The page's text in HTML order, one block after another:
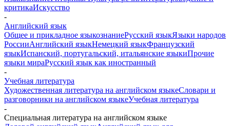
критикаИскусство
-
Английский язык
Общее и прикладное языкознаниеРусский языкЯзыки народов
РоссииАнглийский языкНемецкий языкФранцузский
языкИспанский, португальский, итальянские языкиПрочие
языки мираРусский язык как иностранный
-
Учебная литература
Художественная литература на английском языкеСловари и
разговорники на английском языкеУчебная литература
-
Специальная литература на английском языке